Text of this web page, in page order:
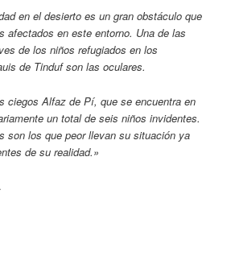
en el desierto es un gran obstáculo que
afectados en este entorno. Una de las
de los niños refugiados en los
de Tinduf son las oculares.
ciegos Alfaz de Pí, que se encuentra en
un total de seis niños invidentes.
son los que peor llevan su situación ya
de su realidad.»